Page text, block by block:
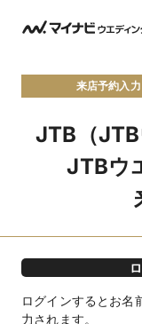
来店予約入力
JTB（
JTBウ
ログインするとお名
力されます。